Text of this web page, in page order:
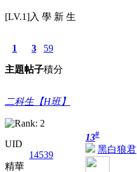
[LV.1]入 學 新 生
1
主題
3
帖子
59
積分
二科生【H班】
UID
14539
精華
13#
黑白狼君